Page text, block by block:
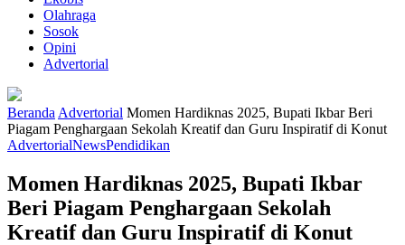
Olahraga
Sosok
Opini
Advertorial
Beranda Advertorial Momen Hardiknas 2025, Bupati Ikbar Beri
Piagam Penghargaan Sekolah Kreatif dan Guru Inspiratif di Konut
AdvertorialNewsPendidikan
Momen Hardiknas 2025, Bupati Ikbar
Beri Piagam Penghargaan Sekolah
Kreatif dan Guru Inspiratif di Konut